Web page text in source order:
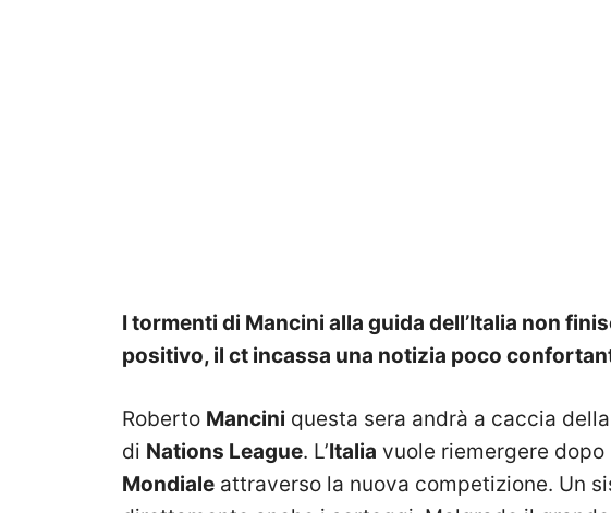
I tormenti di Mancini alla guida dell’Italia non
positivo, il ct incassa una notizia poco
Roberto Mancini questa sera andrà a caccia
di Nations League. L’Italia vuole riemergere
Mondiale attraverso la nuova competizione. Un